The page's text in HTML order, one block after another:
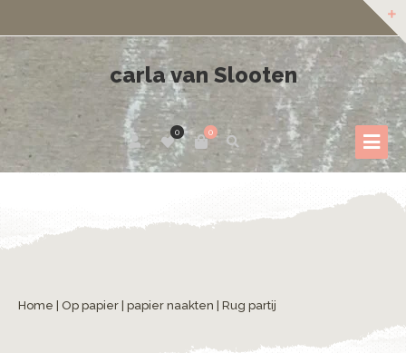
carla van Slooten
0
0
Home Op papier papier naakten | Rug partij